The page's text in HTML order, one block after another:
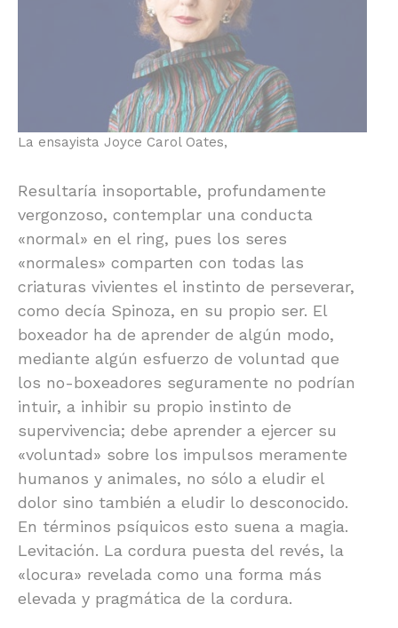
La ensayista Joyce Carol Oates,
Resultaría insoportable, profundamente
vergonzoso, contemplar una conducta
«normal» en el ring, pues los seres
«normales» comparten con todas las
criaturas vivientes el instinto de perseverar,
como decía Spinoza, en su propio ser. El
boxeador ha de aprender de algún modo,
mediante algún esfuerzo de voluntad que
los no-boxeadores seguramente no podrían
intuir, a inhibir su propio instinto de
supervivencia; debe aprender a ejercer su
«voluntad» sobre los impulsos meramente
humanos y animales, no sólo a eludir el
dolor sino también a eludir lo desconocido.
En términos psíquicos esto suena a magia.
Levitación. La cordura puesta del revés, la
«locura» revelada como una forma más
elevada y pragmática de la cordura.